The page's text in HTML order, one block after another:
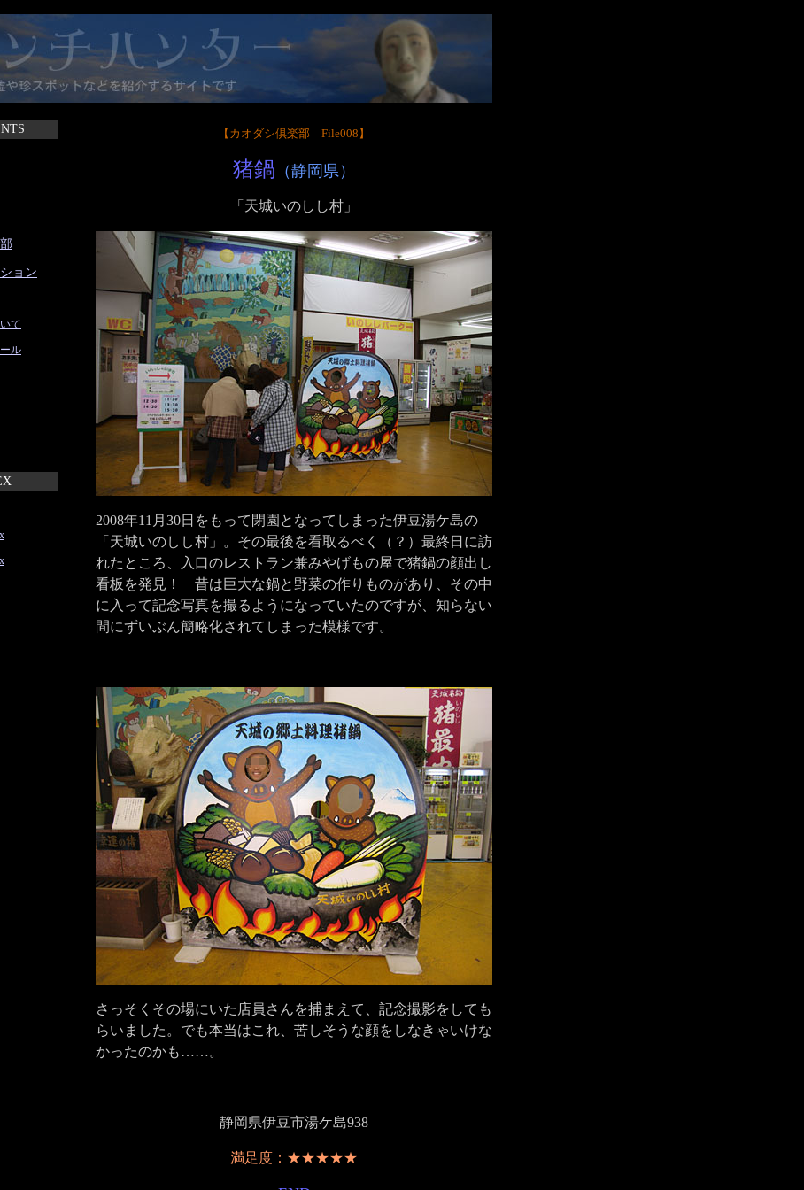
ョン
て
ル
【カオダシ倶楽部 File008】
猪鍋 （静岡県）
「天城いのしし村」
2008年11月30日をもって閉園となってしまった伊豆湯ケ島の
「天城いのしし村」。その最後を看取るべく（？）最終日に訪
れたところ、入口のレストラン兼みやげもの屋で猪鍋の顔出し
看板を発見！ 昔は巨大な鍋と野菜の作りものがあり、その中
に入って記念写真を撮るようになっていたのですが、知らない
間にずいぶん簡略化されてしまった模様です。
さっそくその場にいた店員さんを捕まえて、記念撮影をしても
らいました。でも本当はこれ、苦しそうな顔をしなきゃいけな
かったのかも……。
静岡県伊豆市湯ケ島938
満足度：★★★★★